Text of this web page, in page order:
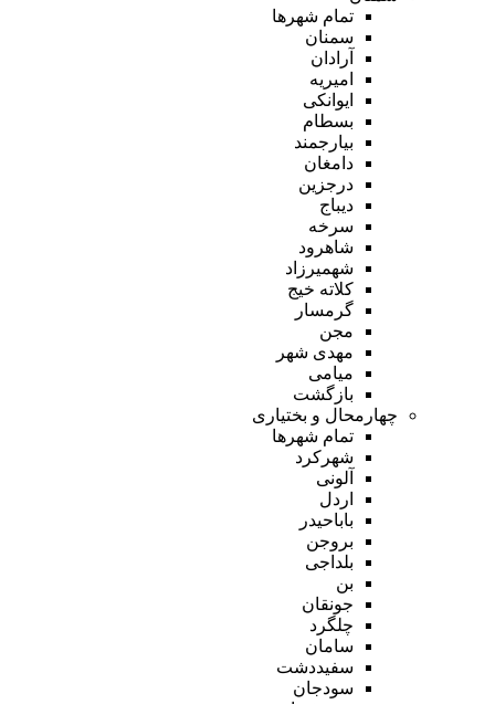
تمام شهر‌ها
سمنان
آرادان
امیریه
ایوانکی
بسطام
بیارجمند
دامغان
درجزین
دیباج
سرخه
شاهرود
شهمیرزاد
کلاته خیج
گرمسار
مجن
مهدی شهر
میامی
بازگشت
چهارمحال و بختیاری
تمام شهر‌ها
شهرکرد
آلونی
اردل
باباحیدر
بروجن
بلداجی
بن
جونقان
چلگرد
سامان
سفیددشت
سودجان